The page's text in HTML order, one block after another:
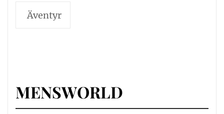
Äventyr
MENSWORLD